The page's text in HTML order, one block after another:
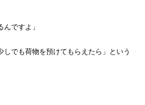
んですよ」
でも荷物を預けてもらえたら」という